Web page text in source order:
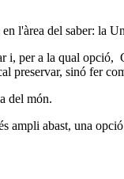
l'àrea del saber: la
per a la qual
preservar, sinó fer
del món.
abast, una